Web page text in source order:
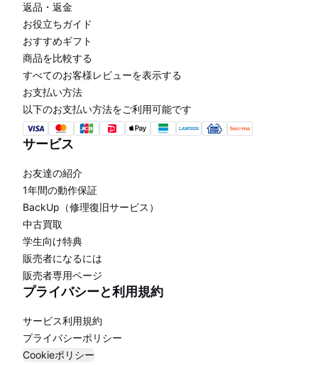
返品・返金
お役立ちガイド
おすすめギフト
商品を比較する
すべてのお客様レビューを表示する
お支払い方法
以下のお支払い方法をご利用可能です
サービス
お友達の紹介
1年間の動作保証
BackUp（修理復旧サービス）
中古買取
学生向け特典
販売者になるには
販売者専用ページ
プライバシーと利用規約
サービス利用規約
プライバシーポリシー
Cookieポリシー